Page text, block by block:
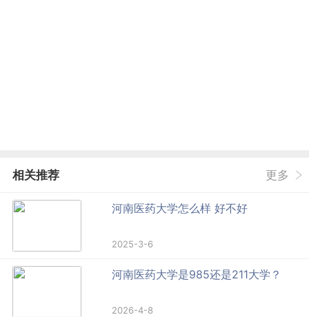
相关推荐 更多
河南医药大学怎么样 好不好
2025-3-6
河南医药大学是985还是211大学？
2026-4-8